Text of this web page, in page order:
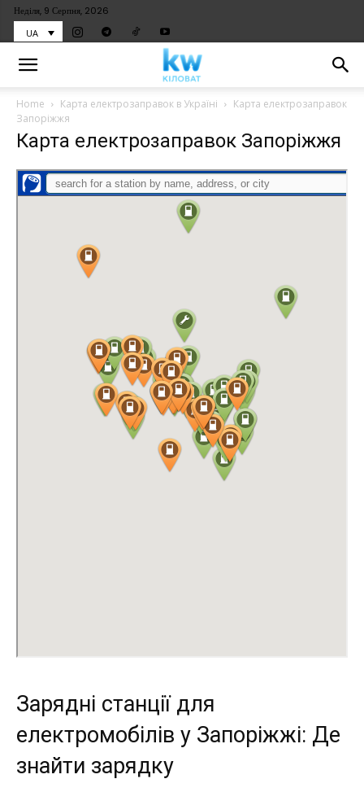
Неділя, 9 Серпня, 2026
UA
Home Карта електрозаправок в Україні
Карта електрозаправок
Запоріжжя
Карта електрозаправок Запоріжжя
Зарядні станції для
електромобілів у Запоріжжі: Де
знайти зарядку